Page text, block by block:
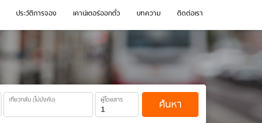
เที่ยวกลับ (ไม่บังคับ) ผู้โดยสาร ค้นหา
ประวัติการจอง เคาน์เตอร์ออกตั๋ว บทความ ติดต่อเรา